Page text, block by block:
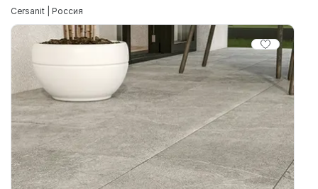
Cersanit | Россия